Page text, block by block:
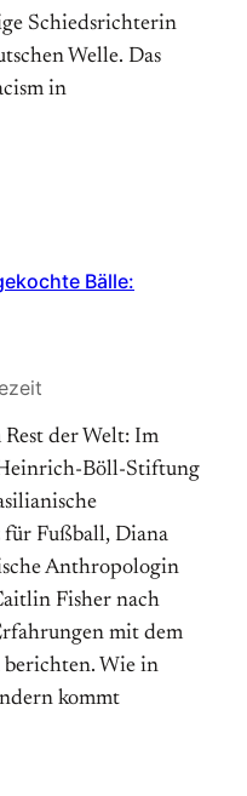
Schiedsrichterin
Welle. Das
in
Bälle:
der Welt: Im
Böll-Stiftung
Fußball, Diana
Anthropologin
Fisher nach
mit dem
berichten. Wie in
kommt